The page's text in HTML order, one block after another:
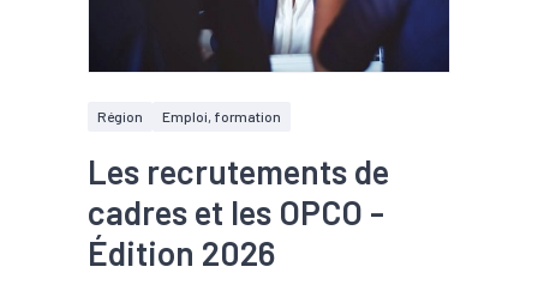
Région Emploi, formation
Les recrutements de
cadres et les OPCO -
Édition 2026